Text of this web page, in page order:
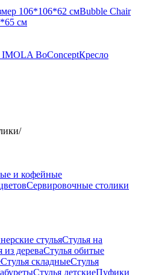
106*106*62 смBubble Chair
см
IMOLA BoConceptКресло
/
и кофейные
Сервировочные столики
стульяСтулья на
из дереваСтулья обитые
Стулья складныеСтулья
Стулья детскиеПуфики